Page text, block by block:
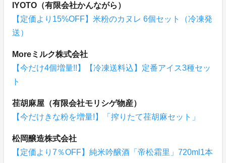
IYOTO（有限会社かんながら）
【定価より15%OFF】米粉のカヌレ 6個セット（冷凍発
送）
Moreミルク株式会社
【今だけ4個増量!!】【冷凍送料込】定番アイス3種セッ
ト
荏胡麻屋（有限会社モリシゲ物産）
【今だけきな粉を増量!】「搾りたて荏胡麻セット」
松岡醸造株式会社
【定価より7％OFF】純米吟醸酒「帝松霜里」720ml1本